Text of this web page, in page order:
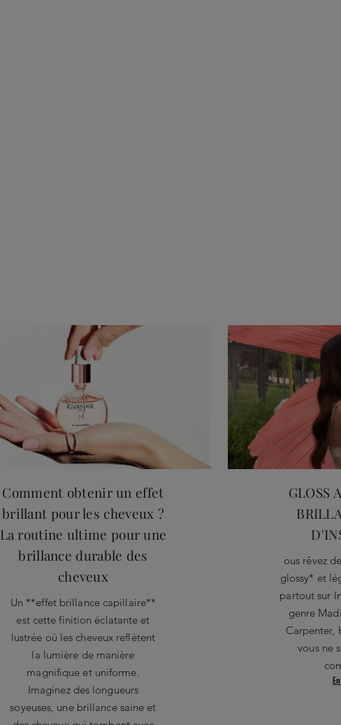
Comment obtenir un effet
brillant pour les cheveux ?
La routine ultime pour une
brillance durable des
cheveux
Un **effet brillance capillaire**
est cette finition éclatante et
lustrée où les cheveux reflètent
la lumière de manière
magnifique et uniforme.
Imaginez des longueurs
soyeuses, une brillance saine et
GLOSS
ous rêvez
glossy* et
partout sur
genre
Carpenter,
vous ne